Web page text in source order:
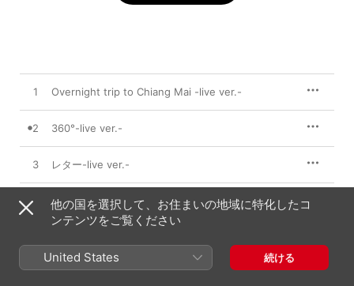
1 Overnight trip to Chiang Mai -live ver.-
2 360°-live ver.-
3 レター-live ver.-
4 大安-live ver.-
6 金平糖-live ver.-
他の国を選択して、お住まいの地域に特化したコ
ンテンツをご覧ください
United States 続ける